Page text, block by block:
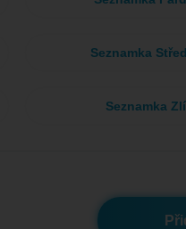
Seznamka
Seznamka